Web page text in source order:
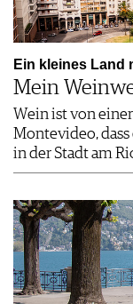
Ein kleines Land
Mein
Wein ist von
Montevideo,
in der Stadt am